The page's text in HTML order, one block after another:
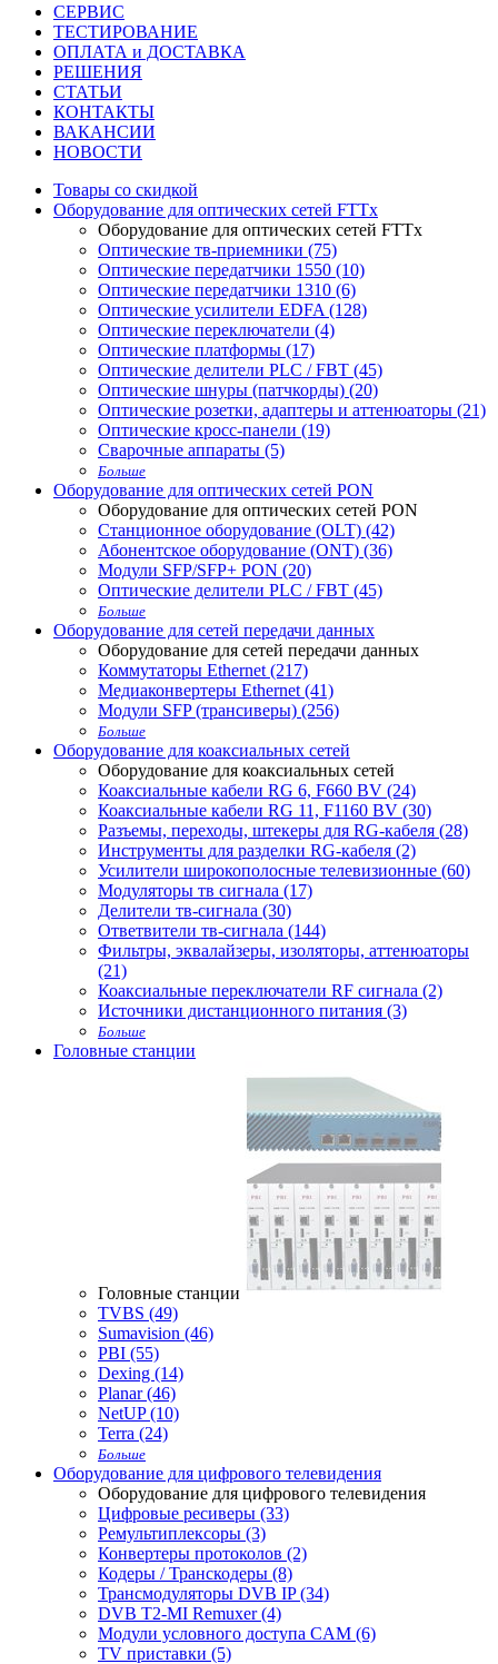
СЕРВИС
ТЕСТИРОВАНИЕ
ОПЛАТА и ДОСТАВКА
РЕШЕНИЯ
СТАТЬИ
КОНТАКТЫ
ВАКАНСИИ
НОВОСТИ
Товары со скидкой
Оборудование для оптических сетей FTTx
Оборудование для оптических сетей FTTx
Оптические тв-приемники (75)
Оптические передатчики 1550 (10)
Оптические передатчики 1310 (6)
Оптические усилители EDFA (128)
Оптические переключатели (4)
Оптические платформы (17)
Оптические делители PLC / FBT (45)
Оптические шнуры (патчкорды) (20)
Оптические розетки, адаптеры и аттенюаторы (21)
Оптические кросс-панели (19)
Сварочные аппараты (5)
Больше
Оборудование для оптических сетей PON
Оборудование для оптических сетей PON
Станционное оборудование (OLT) (42)
Абонентское оборудование (ONT) (36)
Модули SFP/SFP+ PON (20)
Оптические делители PLC / FBT (45)
Больше
Оборудование для сетей передачи данных
Оборудование для сетей передачи данных
Коммутаторы Ethernet (217)
Медиаконвертеры Ethernet (41)
Модули SFP (трансиверы) (256)
Больше
Оборудование для коаксиальных сетей
Оборудование для коаксиальных сетей
Коаксиальные кабели RG 6, F660 BV (24)
Коаксиальные кабели RG 11, F1160 BV (30)
Разъемы, переходы, штекеры для RG-кабеля (28)
Инструменты для разделки RG-кабеля (2)
Усилители широкополосные телевизионные (60)
Модуляторы тв сигнала (17)
Делители тв-сигнала (30)
Ответвители тв-сигнала (144)
Фильтры, эквалайзеры, изоляторы, аттенюаторы
(21)
Коаксиальные переключатели RF сигнала (2)
Источники дистанционного питания (3)
Больше
Головные станции
Головные станции
TVBS (49)
Sumavision (46)
PBI (55)
Dexing (14)
Planar (46)
NetUP (10)
Terra (24)
Больше
Оборудование для цифрового телевидения
Оборудование для цифрового телевидения
Цифровые ресиверы (33)
Ремультиплексоры (3)
Конвертеры протоколов (2)
Кодеры / Транскодеры (8)
Трансмодуляторы DVB IP (34)
DVB T2-MI Remuxer (4)
Модули условного доступа CAM (6)
TV приставки (5)